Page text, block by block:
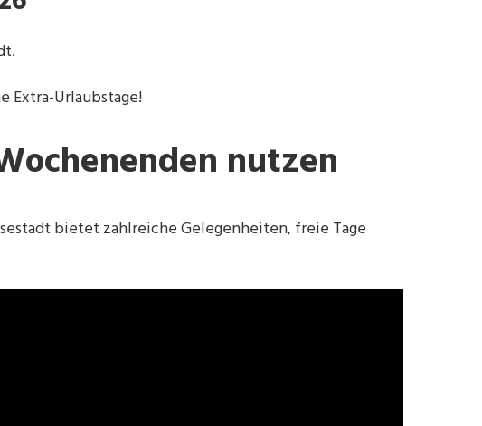
Extra-Urlaubstage!
nutzen
bietet zahlreiche Gelegenheiten, freie Tage